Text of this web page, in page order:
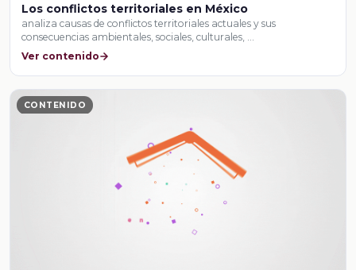
Los conflictos territoriales en México
analiza causas de conflictos territoriales actuales y sus
consecuencias ambientales, sociales, culturales, …
Ver contenido
CONTENIDO